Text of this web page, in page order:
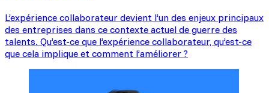
L’expérience collaborateur devient l’un des enjeux principaux
des entreprises dans ce contexte actuel de guerre des
talents. Qu’est-ce que l’expérience collaborateur, qu’est-ce
que cela implique et comment l’améliorer ?